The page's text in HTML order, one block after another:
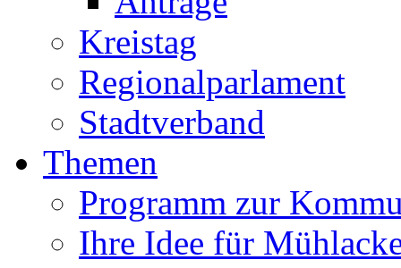
Kreistag
Regionalparlament
Stadtverband
Themen
Programm zur
Ihre Idee für